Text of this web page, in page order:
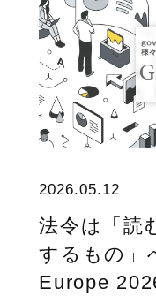
2026.05.12
法令は「読
するもの
Europe